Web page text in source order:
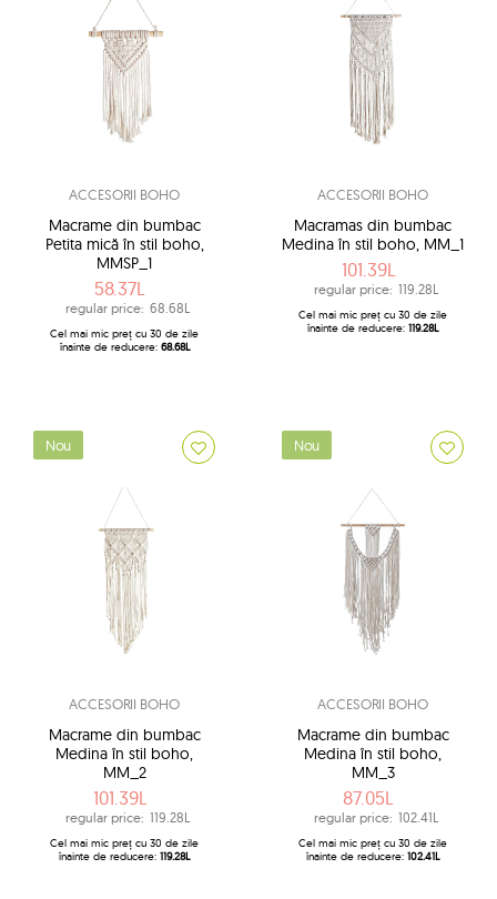
ACCESORII BOHO
Macrame din bumbac
Petita mică în stil boho,
MMSP_1
58.37L
regular price: 68.68L
Cel mai mic preț cu 30 de zile
înainte de reducere: 68.68L
ACCESORII BOHO
Macramas din bumbac
Medina în stil boho, MM_1
101.39L
regular price: 119.28L
Cel mai mic preț cu 30 de zile
înainte de reducere: 119.28L
Nou
ACCESORII BOHO
Macrame din bumbac
Medina în stil boho,
MM_2
101.39L
regular price: 119.28L
Cel mai mic preț cu 30 de zile
înainte de reducere: 119.28L
Nou
ACCESORII BOHO
Macrame din bumbac
Medina în stil boho,
MM_3
87.05L
regular price: 102.41L
Cel mai mic preț cu 30 de zile
înainte de reducere: 102.41L